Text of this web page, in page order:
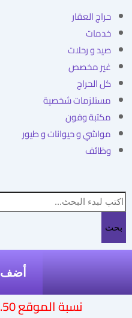
حراج العقار
خدمات
صيد و رحلات
غير مخصص
كل الحراج
مستلزمات شخصية
مكتبة وفون
مواشي و حيوانات و طيور
وظائف
بحث
أضف
نسبة الموقع 0.50% هللــة فقط !!!!